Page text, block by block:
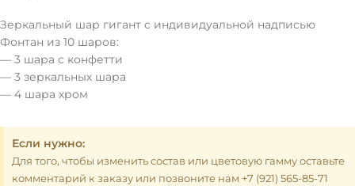
Зеркальный шар гигант с индивидуальной надписью
Фонтан из 10 шаров:
— 3 шара с конфетти
— 3 зеркальных шара
— 4 шара хром
Если нужно:
Для того, чтобы изменить состав или цветовую гамму оставьте
комментарий к заказу или позвоните нам +7 (921) 565-85-71